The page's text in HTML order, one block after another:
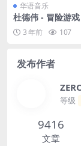
华语音乐
杜德伟 - 冒险游
AC/分轨/355M）
3 年前 107
发布作者
等级
9416
文章